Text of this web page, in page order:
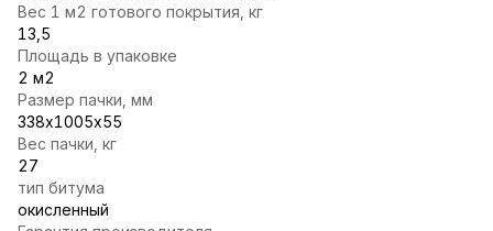
Вес 1 м2 готового покрытия, кг
13,5
Площадь в упаковке
2 м2
Размер пачки, мм
338х1005х55
Вес пачки, кг
27
тип битума
окисленный